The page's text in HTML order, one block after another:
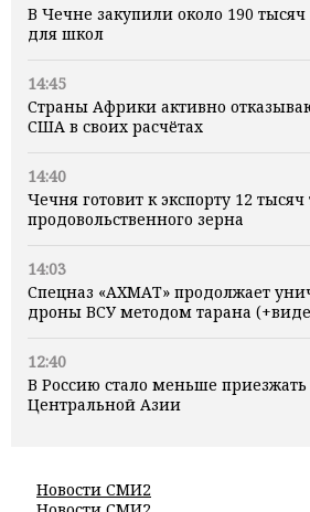
В Чечне закупили около 190
для школ
14:45
Страны Африки активно
США в своих расчётах
14:40
Чечня готовит к экспорту 12
продовольственного зерна
14:03
Спецназ «АХМАТ» продолжает
дроны ВСУ методом тарана
12:40
В Россию стало меньше
Центральной Азии
Новости СМИ2